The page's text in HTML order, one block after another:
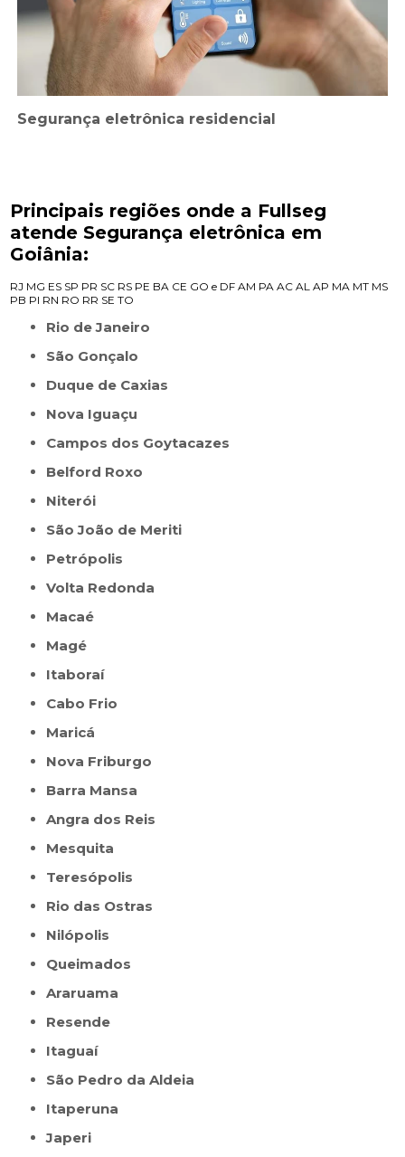
Segurança eletrônica residencial
Principais regiões onde a Fullseg
atende Segurança eletrônica em
Goiânia:
RJ MG ES SP PR SC RS PE BA CE GO e DF AM PA AC AL AP MA MT MS
PB PI RN RO RR SE TO
Rio de Janeiro
São Gonçalo
Duque de Caxias
Nova Iguaçu
Campos dos Goytacazes
Belford Roxo
Niterói
São João de Meriti
Petrópolis
Volta Redonda
Macaé
Magé
Itaboraí
Cabo Frio
Maricá
Nova Friburgo
Barra Mansa
Angra dos Reis
Mesquita
Teresópolis
Rio das Ostras
Nilópolis
Queimados
Araruama
Resende
Itaguaí
São Pedro da Aldeia
Itaperuna
Japeri